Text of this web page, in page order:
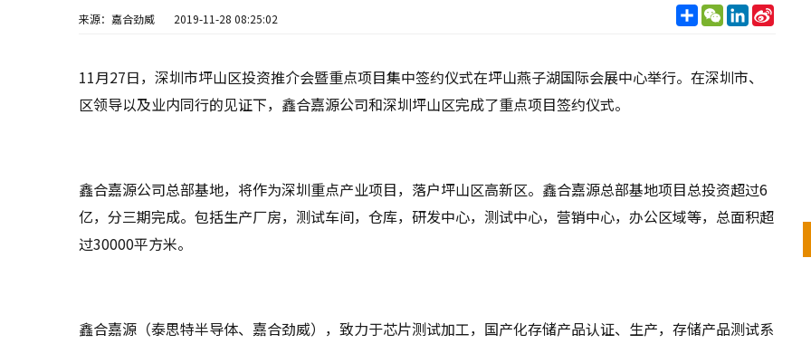
来源：嘉合劲威 2019-11-28 08:25:02 分
享
WeChatLinkedIn
Sina
11月27日，深圳市坪山区投资推介会暨重点项目集中签约仪式在坪山燕子湖国际会展中心举行。在深圳市、
区领导以及业内同行的见证下，鑫合嘉源公司和深圳坪山区完成了重点项目签约仪式。
鑫合嘉源公司总部基地，将作为深圳重点产业项目，落户坪山区高新区。鑫合嘉源总部基地项目总投资超过6
亿，分三期完成。包括生产厂房，测试车间，仓库，研发中心，测试中心，营销中心，办公区域等，总面积超
过30000平方米。
鑫合嘉源（泰思特半导体、嘉合劲威），致力于芯片测试加工，国产化存储产品认证、生产，存储产品测试系